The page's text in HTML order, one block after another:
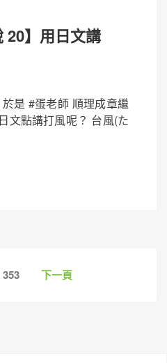
20】用日文講
是 #蛋老師 順理成章繼
文點講打風呢？ 台風(た
353 下一頁